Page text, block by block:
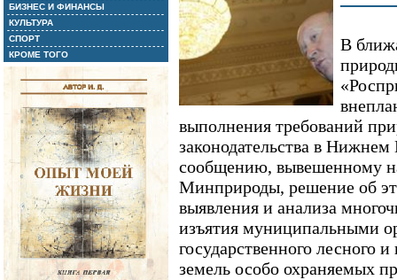
БИЗНЕС И ФИНАНСЫ
КУЛЬТУРА
СПОРТ
КРОМЕ ТОГО
В
выполнения требований
законодательства в Нижнем
сообщению, вывешенному
Минприроды, решение об
выявления и анализа
изъятия муниципальными
государственного лесного
земель особо охраняемых